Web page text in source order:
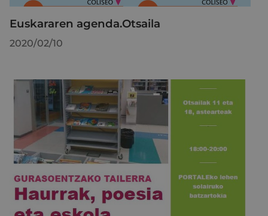
Euskararen agenda.Otsaila
2020/02/10